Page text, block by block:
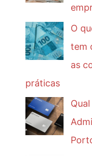
O
tem
as
práticas